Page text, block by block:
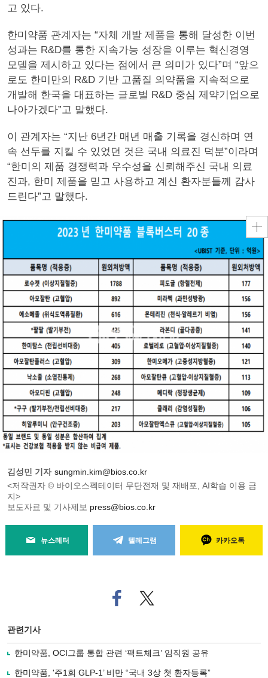
고 있다.
한미약품 관계자는 “자체 개발 제품을 통해 달성한 이번
성과는 R&D를 통한 지속가능 성장을 이루는 혁신경영
모델을 제시하고 있다는 점에서 큰 의미가 있다”며 “앞으
로도 한미만의 R&D 기반 고품질 의약품을 지속적으로
개발해 한국을 대표하는 글로벌 R&D 중심 제약기업으로
나아가겠다”고 말했다.
이 관계자는 “지난 6년간 매년 매출 기록을 경신하며 연
속 선두를 지킬 수 있었던 것은 국내 의료진 덕분”이라며
“한미의 제품 경쟁력과 우수성을 신뢰해주신 국내 의료
진과, 한미 제품을 믿고 사용하고 계신 환자분들께 감사
드린다”고 말했다.
김성민 기자 sungmin.kim@bios.co.kr
<저작권자 © 바이오스펙테이터 무단전재 및 재배포, AI학습 이용 금
지>
보도자료 및 기사제보 press@bios.co.kr
뉴스레터 텔레그램 카카오톡
페
이
로
기
사
트위
터로
관련기사
한미약품, OCI그룹 통합 관련 ‘팩트체크’ 임직원 공유
한미약품, '주1회 GLP-1’ 비만 “국내 3상 첫 환자등록”